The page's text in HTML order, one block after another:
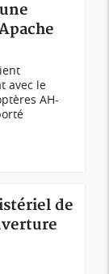
avec le
AH-
de